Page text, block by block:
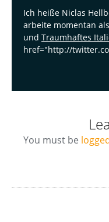
Ich heiße Niclas
arbeite momentan
und Traumhaftes
href="http://
You must be